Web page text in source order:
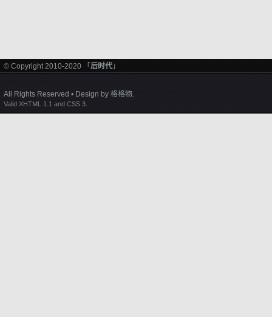
© Copyright 2010-2020 「 后时代 」
All Rights Reserved • Design by 格格物.
Valid XHTML 1.1 and CSS 3.